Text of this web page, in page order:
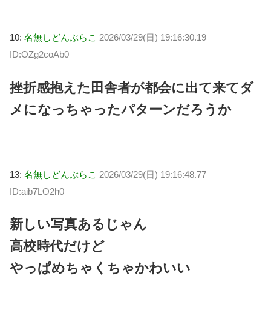
10: 名無しどんぶらこ 2026/03/29(日) 19:16:30.19
ID:OZg2coAb0
挫折感抱えた田舎者が都会に出て来てダ
メになっちゃったパターンだろうか
13: 名無しどんぶらこ 2026/03/29(日) 19:16:48.77
ID:aib7LO2h0
新しい写真あるじゃん
高校時代だけど
やっぱめちゃくちゃかわいい